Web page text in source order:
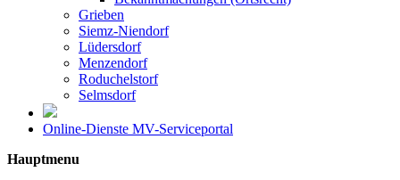
Grieben
Siemz-Niendorf
Lüdersdorf
Menzendorf
Roduchelstorf
Selmsdorf
Online-Dienste MV-Serviceportal
Hauptmenu